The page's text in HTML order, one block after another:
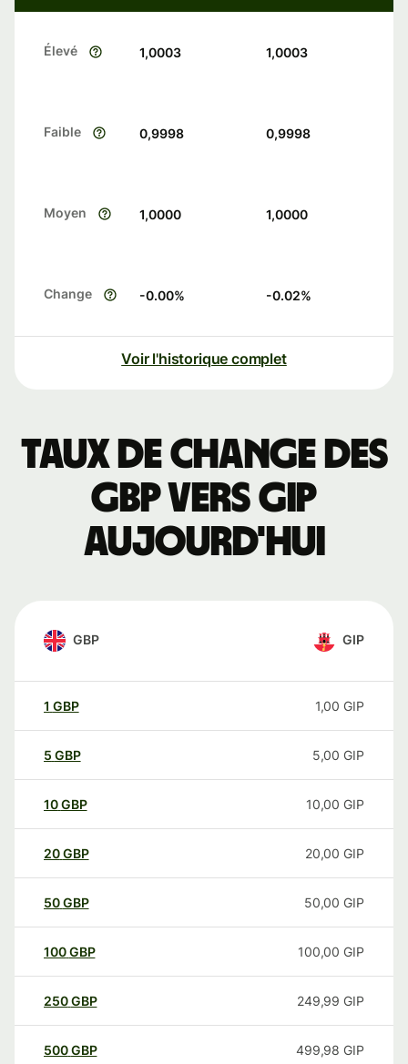
Élevé 1,0003 1,0003
Faible 0,9998 0,9998
Moyen 1,0000 1,0000
Change -0.00% -0.02%
Voir l'historique complet
Taux de change des
GBP vers GIP
aujourd'hui
GBP GIP
1 GBP 1,00 GIP
5 GBP 5,00 GIP
10GBP 10,00 GIP
20GBP 20,00 GIP
50GBP 50,00 GIP
100GBP 100,00 GIP
250GBP 249,99 GIP
500GBP 499,98 GIP